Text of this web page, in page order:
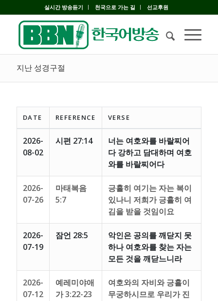
실시간 방송듣기 천국으로 가는 길 선교후원
지난 성경구절
DATE REFERENCE VERSE
2026-
08-02
시편 27:14
너는 여호와를 바랄찌어
다 강하고 담대하며 여호
와를 바랄찌어다
2026-
07-26
마태복음
5:7
긍휼히 여기는 자는 복이
있나니 저희가 긍휼히 여
김을 받을 것임이요
2026-
07-19
잠언 28:5
악인은 공의를 깨닫지 못
하나 여호와를 찾는 자는
모든 것을 깨닫느니라
2026-
07-12
예레미야애
가 3:22-23
여호와의 자비와 긍휼이
무궁하시므로 우리가 진